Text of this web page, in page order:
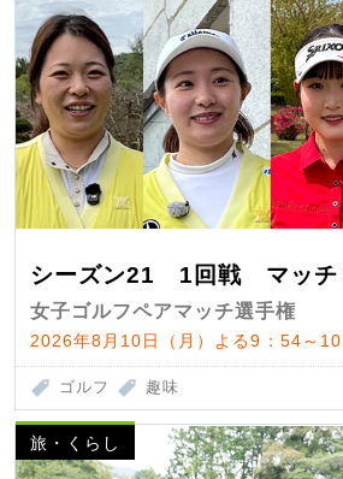
シーズン21 1回戦 マッチ
女子ゴルフペアマッチ選手権
2026年8月10日（月）よる9：54～
ゴルフ 趣味
旅・くらし